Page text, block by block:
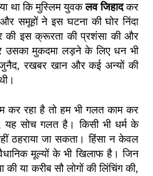
था कि मुस्लिम युवकलव जिहादकर
समूहों ने इस घटना की घोर निंदा
की इस क्रूरता की प्रशंसा की और
उसका मुकदमा लड़ने के लिए धन भी
रखबर खान और कई अन्यों की
कर रहा है तो हम भी गलत काम कर
यह सोच गलत है। किसी भी धर्म के
ठहराया जा सकता। हिंसा न केवल
मूल्यों के भी खिलाफ है। जिन
या करीब सौ लोगों की लिंचिंग की,